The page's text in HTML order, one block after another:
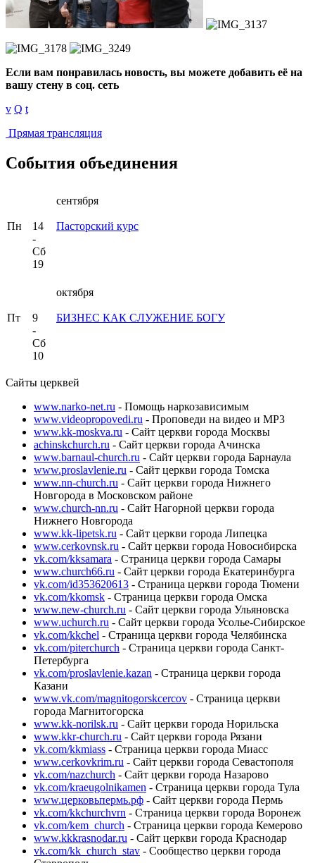
Если вам понравилась новость, вы можете добавить её на
вашу стену в соц. сеть
v Q t
Прямая трансляция
События объединения
сентября
Пн
14
-
Сб
19
Пасторский курс
октября
Пт
9
-
Сб
10
БИЗНЕС КАК СЛУЖЕНИЕ БОГУ
Сайты церквей
www.narko-net.ru - Помощь наркозависимым
www.videopropovedi.ru - Проповеди на видео и MP3
www.kk-moskva.ru - Сайт церкви города Москвы
achinskchurch.ru - Сайт церкви города Ачинска
www.barnaul-church.ru - Сайт церкви города Барнаула
www.proslavlenie.ru - Cайт церкви города Томска
www.nn-church.ru - Сайт церкви города Нижнего
Новгорода в Московском районе
www.church-nn.ru - Сайт Нагорной церкви города
Нижнего Новгорода
www.kk-lipetsk.ru - Сайт церкви города Липецка
www.cerkovnsk.ru - Сайт церкви города Новосибирска
vk.com/kksamara - Страница церкви города Самары
www.church66.ru - Сайт церкви города Екатеринбурга
vk.com/id353620613 - Страница церкви города Тюмени
vk.com/kkomsk - Страница церкви города Омска
www.new-church.ru - Сайт церкви города Ульяновска
www.uchurch.ru - Сайт церкви города Усолье-Сибирское
vk.com/kkchel - Страница церкви города Челябинска
vk.com/piterchurch - Страница церкви города Санкт-
Петербурга
vk.com/proslavlenie.kazan - Страница церкви города
Казани
www.vk.com/magnitogorskcercov - Страница церкви
города Магнитогорска
www.kk-norilsk.ru - Сайт церкви города Норильска
www.kkr-church.ru - Сайт церкви города Рязани
vk.com/kkmiass - Страница церкви города Миасс
www.cerkovkrim.ru - Сайт церкви города Севастополя
vk.com/nazchurch - Сайт церкви города Назарово
vk.com/kraeugolnikamen - Страница церкви города Тула
www.церковьпермь.рф - Сайт церкви города Пермь
vk.com/kkchurchvrn - Страница церкви города Воронеж
vk.com/kem_church - Страница церкви города Кемерово
www.kkkrasnodar.ru - Сайт церкви города Краснодар
vk.com/kk_church_stav - Сообщество церкви города